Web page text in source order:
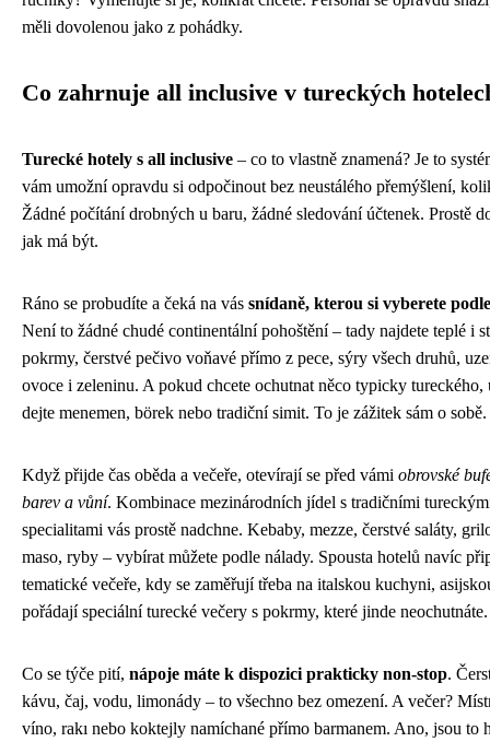
měli dovolenou jako z pohádky.
Co zahrnuje all inclusive v tureckých
Turecké hotely s all inclusive – co to vlastně znamená? Je to
vám umožní opravdu si odpočinout bez neustálého přemýšlení,
Žádné počítání drobných u baru, žádné sledování účtenek. Prostě
jak má být.
Ráno se probudíte a čeká na vás snídaně, kterou si vyberete
Není to žádné chudé continentální pohoštění – tady najdete teplé i
pokrmy, čerstvé pečivo voňavé přímo z pece, sýry všech druhů,
ovoce i zeleninu. A pokud chcete ochutnat něco typicky tureckého,
dejte menemen, börek nebo tradiční simit. To je zážitek sám o sobě.
Když přijde čas oběda a večeře, otevírají se před vámi obrovské
barev a vůní. Kombinace mezinárodních jídel s tradičními
specialitami vás prostě nadchne. Kebaby, mezze, čerstvé saláty,
maso, ryby – vybírat můžete podle nálady. Spousta hotelů navíc
tematické večeře, kdy se zaměřují třeba na italskou kuchyni,
pořádají speciální turecké večery s pokrmy, které jinde neochutnáte.
Co se týče pití, nápoje máte k dispozici prakticky non-stop.
kávu, čaj, vodu, limonády – to všechno bez omezení. A večer?
víno, rakı nebo koktejly namíchané přímo barmanem. Ano, jsou to